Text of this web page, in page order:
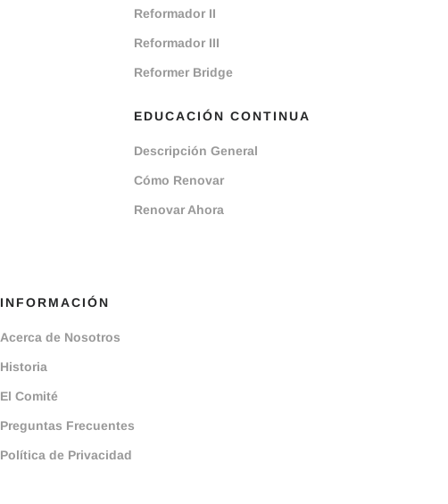
Reformador II
Reformador III
Reformer Bridge
EDUCACIÓN CONTINUA
Descripción General
Cómo Renovar
Renovar Ahora
INFORMACIÓN
Acerca de Nosotros
Historia
El Comité
Preguntas Frecuentes
Política de Privacidad